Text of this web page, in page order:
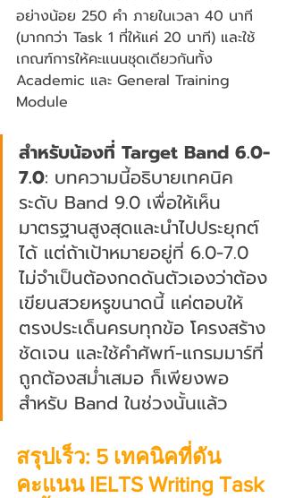
อย่างน้อย 250 คำ ภายในเวลา 40 นาที
(มากกว่า Task 1 ที่ให้แค่ 20 นาที) และใช้
เกณฑ์การให้คะแนนชุดเดียวกันทั้ง
Academic และ General Training
Module
สำหรับน้องที่ Target Band 6.0-
7.0: บทความนี้อธิบายเทคนิค
ระดับ Band 9.0 เพื่อให้เห็น
มาตรฐานสูงสุดและนำไปประยุกต์
ได้ แต่ถ้าเป้าหมายอยู่ที่ 6.0-7.0
ไม่จำเป็นต้องกดดันตัวเองว่าต้อง
เขียนสวยหรูขนาดนี้ แค่ตอบให้
ตรงประเด็นครบทุกข้อ โครงสร้าง
ชัดเจน และใช้คำศัพท์-แกรมมาร์ที่
ถูกต้องสม่ำเสมอ ก็เพียงพอ
สำหรับ Band ในช่วงนั้นแล้ว
สรุปเร็ว: 5 เทคนิคที่ดัน
คะแนน IELTS Writing Task